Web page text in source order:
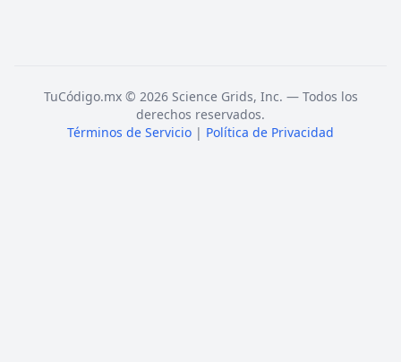
TuCódigo.mx © 2026 Science Grids, Inc. — Todos los
derechos reservados.
Términos de Servicio | Política de Privacidad